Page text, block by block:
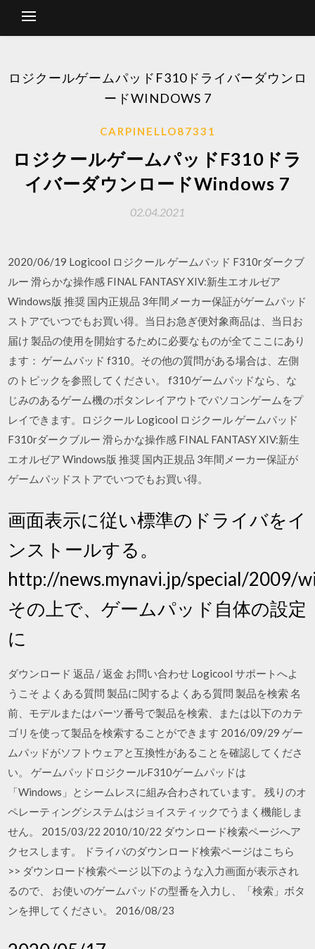
ロジクールゲームパッドF310ドライバーダウンロ
ードWINDOWS 7
CARPINELLO87331
ロジクールゲームパッドF310ドラ
イバーダウンロードWindows 7
02.04.2021
2020/06/19 Logicool ロジクール ゲームパッド F310rダークブ
ルー 滑らかな操作感 FINAL FANTASY XIV:新生エオルゼア
Windows版 推奨 国内正規品 3年間メーカー保証がゲームパッド
ストアでいつでもお買い得。当日お急ぎ便対象商品は、当日お
届け 製品の使用を開始するために必要なものが全てここにあり
ます： ゲームパッド f310。その他の質問がある場合は、左側
のトピックを参照してください。 f310ゲームパッドなら、な
じみのあるゲーム機のボタンレイアウトでパソコンゲームをプ
レイできます。ロジクール Logicool ロジクール ゲームパッド
F310rダークブルー 滑らかな操作感 FINAL FANTASY XIV:新生
エオルゼア Windows版 推奨 国内正規品 3年間メーカー保証が
ゲームパッドストアでいつでもお買い得。
画面表示に従い標準のドライバをイ
ンストールする。
http://news.mynavi.jp/special/2009/
その上で、ゲームパッド自体の設定
に
ダウンロード 返品 / 返金 お問い合わせ Logicool サポートへよ
うこそ よくある質問 製品に関するよくある質問 製品を検索 名
前、モデルまたはパーツ番号で製品を検索、または以下のカテ
ゴリを使って製品を検索することができます 2016/09/29 ゲー
ムパッドがソフトウェアと互換性があることを確認してくださ
い。 ゲームパッドロジクールF310ゲームパッドは
「Windows」とシームレスに組み合わされています。 残りのオ
ペレーティングシステムはジョイスティックでうまく機能しま
せん。 2015/03/22 2010/10/22 ダウンロード検索ページへア
クセスします。 ドライバのダウンロード検索ページはこちら
>> ダウンロード検索ページ 以下のような入力画面が表示され
るので、 お使いのゲームパッドの型番を入力し、「検索」ボタ
ンを押してください。 2016/08/23